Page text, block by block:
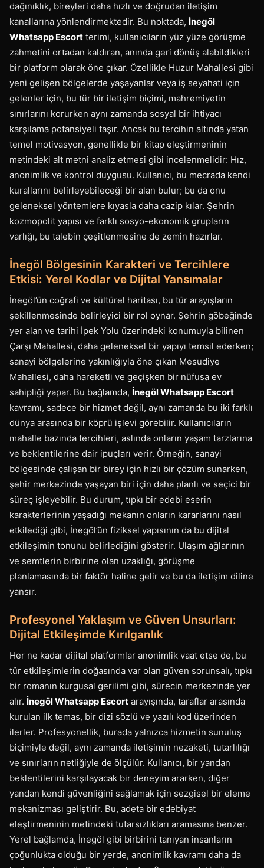
dağınıklık, bireyleri daha hızlı ve doğrudan iletişim
kanallarına yönlendirmektedir. Bu noktada, İnegöl
Whatsapp Escort terimi, kullanıcıların yüz yüze görüşme
zahmetini ortadan kaldıran, anında geri dönüş alabildikleri
bir platform olarak öne çıkar. Özellikle Huzur Mahallesi gibi
yeni gelişen bölgelerde yaşayanlar veya iş seyahati için
gelenler için, bu tür bir iletişim biçimi, mahremiyetin
sınırlarını korurken aynı zamanda sosyal bir ihtiyacı
karşılama potansiyeli taşır. Ancak bu tercihin altında yatan
temel motivasyon, genellikle bir kitap eleştirmeninin
metindeki alt metni analiz etmesi gibi incelenmelidir: Hız,
anonimlik ve kontrol duygusu. Kullanıcı, bu mecrada kendi
kurallarını belirleyebileceği bir alan bulur; bu da onu
geleneksel yöntemlere kıyasla daha cazip kılar. Şehrin
kozmopolit yapısı ve farklı sosyo-ekonomik grupların
varlığı, bu talebin çeşitlenmesine de zemin hazırlar.
İnegöl Bölgesinin Karakteri ve Tercihlere
Etkisi: Yerel Kodlar ve Dijital Yansımalar
İnegöl’ün coğrafi ve kültürel haritası, bu tür arayışların
şekillenmesinde belirleyici bir rol oynar. Şehrin göbeğinde
yer alan ve tarihi İpek Yolu üzerindeki konumuyla bilinen
Çarşı Mahallesi, daha geleneksel bir yapıyı temsil ederken;
sanayi bölgelerine yakınlığıyla öne çıkan Mesudiye
Mahallesi, daha hareketli ve geçişken bir nüfusa ev
sahipliği yapar. Bu bağlamda, İnegöl Whatsapp Escort
kavramı, sadece bir hizmet değil, aynı zamanda bu iki farklı
dünya arasında bir köprü işlevi görebilir. Kullanıcıların
mahalle bazında tercihleri, aslında onların yaşam tarzlarına
ve beklentilerine dair ipuçları verir. Örneğin, sanayi
bölgesinde çalışan bir birey için hızlı bir çözüm sunarken,
şehir merkezinde yaşayan biri için daha planlı ve seçici bir
süreç işleyebilir. Bu durum, tıpkı bir edebi eserin
karakterlerinin yaşadığı mekanın onların kararlarını nasıl
etkilediği gibi, İnegöl’ün fiziksel yapısının da bu dijital
etkileşimin tonunu belirlediğini gösterir. Ulaşım ağlarının
ve semtlerin birbirine olan uzaklığı, görüşme
planlamasında bir faktör haline gelir ve bu da iletişim diline
yansır.
Profesyonel Yaklaşım ve Güven Unsurları:
Dijital Etkileşimde Kırılganlık
Her ne kadar dijital platformlar anonimlik vaat etse de, bu
tür etkileşimlerin doğasında var olan güven sorunsalı, tıpkı
bir romanın kurgusal gerilimi gibi, sürecin merkezinde yer
alır. İnegöl Whatsapp Escort arayışında, taraflar arasında
kurulan ilk temas, bir dizi sözlü ve yazılı kod üzerinden
ilerler. Profesyonellik, burada yalnızca hizmetin sunuluş
biçimiyle değil, aynı zamanda iletişimin nezaketi, tutarlılığı
ve sınırların netliğiyle de ölçülür. Kullanıcı, bir yandan
beklentilerini karşılayacak bir deneyim ararken, diğer
yandan kendi güvenliğini sağlamak için sezgisel bir eleme
mekanizması geliştirir. Bu, adeta bir edebiyat
eleştirmeninin metindeki tutarsızlıkları aramasına benzer.
Yerel bağlamda, İnegöl gibi birbirini tanıyan insanların
çoğunlukta olduğu bir yerde, anonimlik kavramı daha da